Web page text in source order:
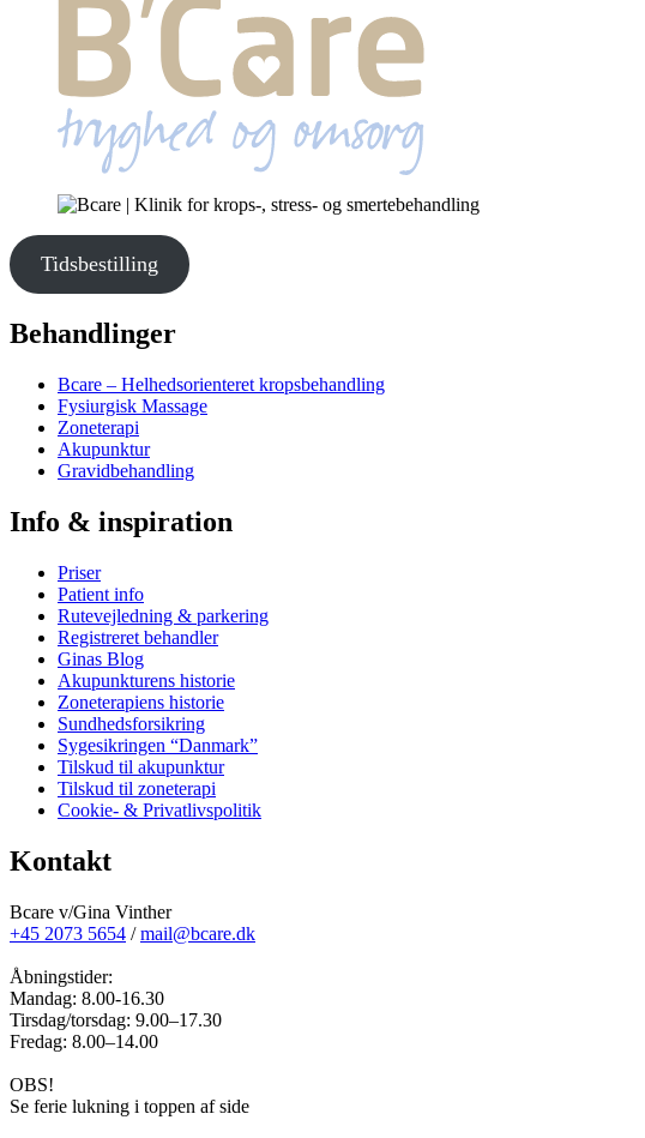
Tidsbestilling
Behandlinger
Bcare – Helhedsorienteret kropsbehandling
Fysiurgisk Massage
Zoneterapi
Akupunktur
Gravidbehandling
Info & inspiration
Priser
Patient info
Rutevejledning & parkering
Registreret behandler
Ginas Blog
Akupunkturens historie
Zoneterapiens historie
Sundhedsforsikring
Sygesikringen “Danmark”
Tilskud til akupunktur
Tilskud til zoneterapi
Cookie- & Privatlivspolitik
Kontakt
Bcare v/Gina Vinther
+45 2073 5654 /mail@bcare.dk
Åbningstider:
Mandag: 8.00-16.30
Tirsdag/torsdag: 9.00–17.30
Fredag: 8.00–14.00
OBS!
Se ferie lukning i toppen af side